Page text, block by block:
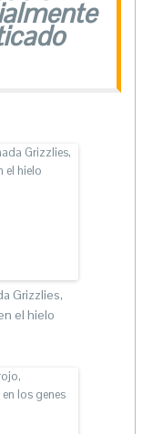
Grizzlies,
el hielo